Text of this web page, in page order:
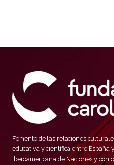
Fomento de las relaciones
educativa y científica entre España
Iberoamericana de Naciones y con